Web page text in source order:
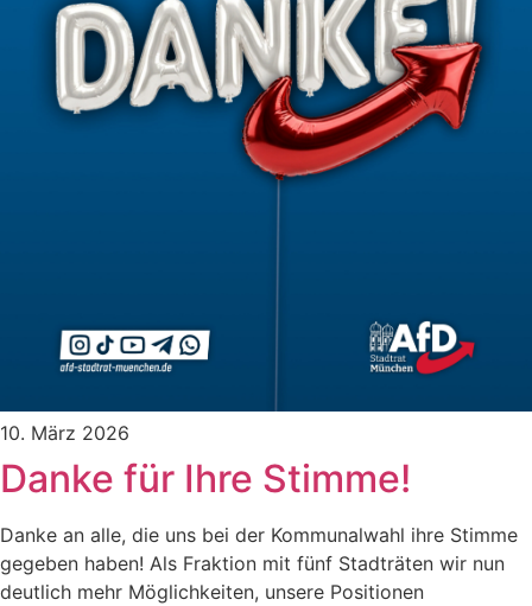
10. März 2026
Danke für Ihre Stimme!
Danke an alle, die uns bei der Kommunalwahl ihre Stimme
gegeben haben! Als Fraktion mit fünf Stadträten wir nun
deutlich mehr Möglichkeiten, unsere Positionen